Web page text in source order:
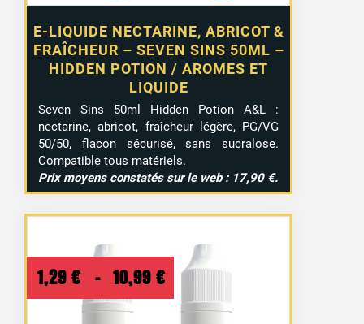
E-LIQUIDE NECTARINE, ABRICOT &
FRAÎCHEUR – SEVEN SINS 50ML –
HIDDEN POTION / AROMES ET
LIQUIDE
Seven Sins 50ml Hidden Potion A&L :
nectarine, abricot, fraîcheur légère, PG/VG
50/50, flacon sécurisé, sans sucralose.
Compatible tous matériels.
Prix moyens constatés sur le web : 17,90 €.
1,29 € – 10,99 €
Plage
de